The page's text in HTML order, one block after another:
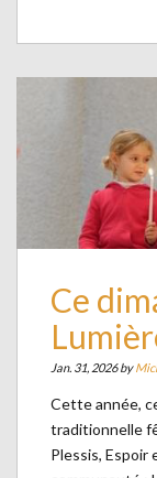
Ce
Jan. 31, 2026 by
Cette année,
traditionnelle
Plessis, Espoir